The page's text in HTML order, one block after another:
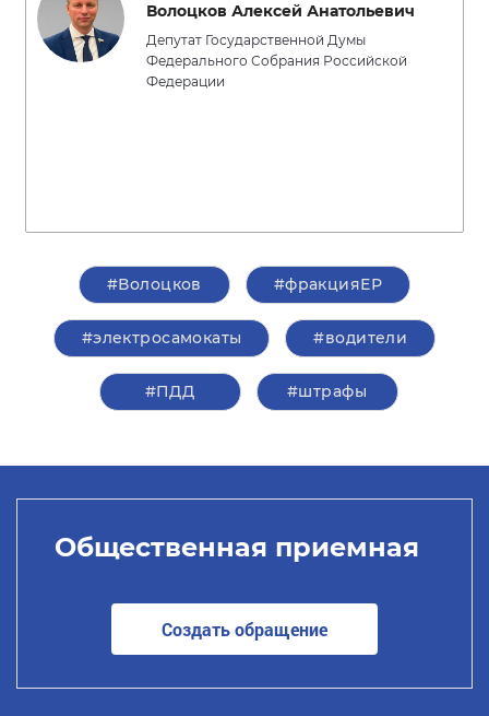
Волоцков Алексей Анатольевич
Депутат Государственной Думы
Федерального Собрания Российской
Федерации
#Волоцков #фракцияЕР
#электросамокаты #водители
#ПДД #штрафы
Общественная приемная
Создать обращение